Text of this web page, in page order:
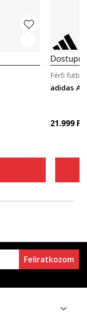
adidas
Férfi
21.999 Ft
Feliratkozom